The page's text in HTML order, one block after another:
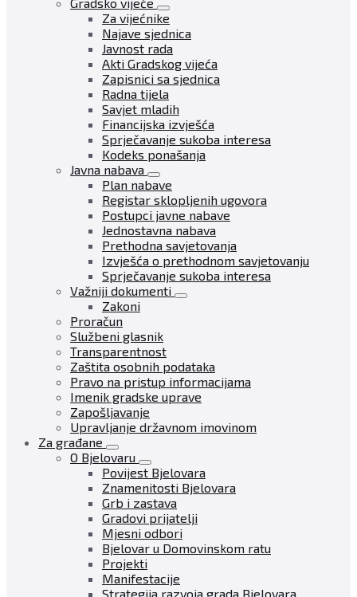
Za vijećnike
Najave sjednica
Javnost rada
Akti Gradskog vijeća
Zapisnici sa sjednica
Radna tijela
Savjet mladih
Financijska izvješća
Sprječavanje sukoba interesa
Kodeks ponašanja
Javna nabava
Plan nabave
Registar sklopljenih ugovora
Postupci javne nabave
Jednostavna nabava
Prethodna savjetovanja
Izvješća o prethodnom savjetovanju
Sprječavanje sukoba interesa
Važniji dokumenti
Zakoni
Proračun
Službeni glasnik
Transparentnost
Zaštita osobnih podataka
Pravo na pristup informacijama
Imenik gradske uprave
Zapošljavanje
Upravljanje državnom imovinom
Za građane
O Bjelovaru
Povijest Bjelovara
Znamenitosti Bjelovara
Grb i zastava
Gradovi prijatelji
Mjesni odbori
Bjelovar u Domovinskom ratu
Projekti
Manifestacije
Strategija razvoja grada Bjelovara